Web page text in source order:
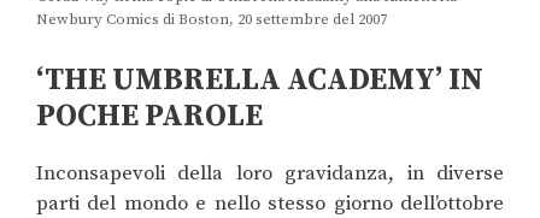
Newbury Comics di Boston, 20 settembre del 2007
‘THE UMBRELLA ACADEMY’ IN
POCHE PAROLE
Inconsapevoli della loro gravidanza, in diverse
parti del mondo e nello stesso giorno dell’ottobre